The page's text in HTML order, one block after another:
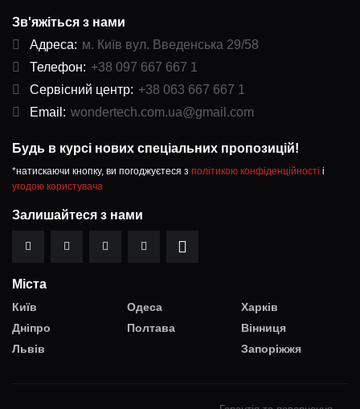
Зв'яжіться з нами
Адреса: м. Київ вул. Введенська 29/58
Телефон: +38 097 667 667 1
Сервісний центр: +38 063 667 667 1
Email: wondertech.com.ua@gmail.com
Будь в курсі нових спеціальних пропозицій!
*натискаючи кнопку, ви погоджуєтеся з політикою конфіденційності і
угодою користувача
Залишайтеся з нами
Міста
Київ Одеса
Харків
Дніпро
Полтава
Вінниця
Львів
Запоріжжя